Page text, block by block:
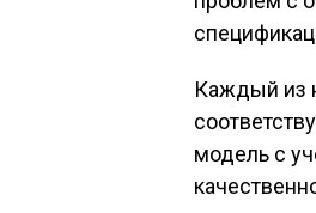
Каждый из
модель с